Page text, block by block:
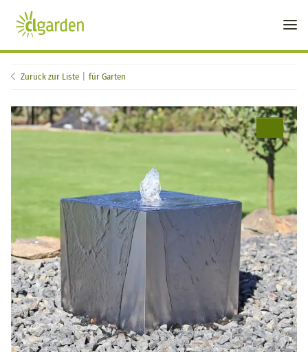
Zurück zur Liste für Garten